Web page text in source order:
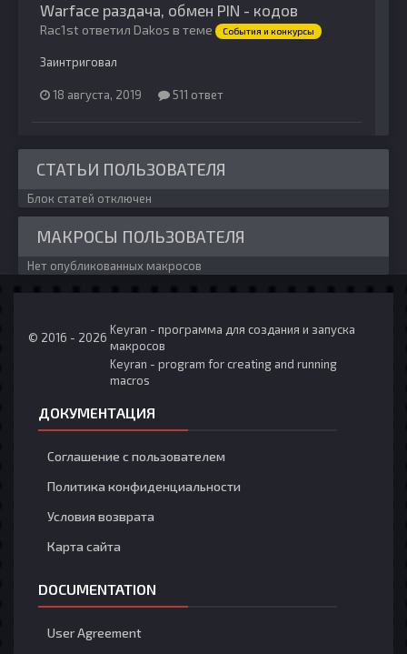
Warface раздача, обмен PIN - кодов
Rac1st ответил Dakos в теме События и конкурсы
Заинтриговал
18 августа, 2019 511 ответ
СТАТЬИ ПОЛЬЗОВАТЕЛЯ
Блок статей отключен
МАКРОСЫ ПОЛЬЗОВАТЕЛЯ
Нет опубликованных макросов
© 2016 - 2026
Keyran - программа для создания и запуска
макросов
Keyran - program for creating and running
macros
ДОКУМЕНТАЦИЯ
Соглашение с пользователем
Политика конфиденциальности
Условия возврата
Карта сайта
DOCUMENTATION
User Agreement